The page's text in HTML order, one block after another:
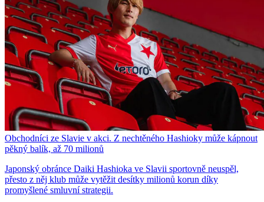
Obchodníci ze Slavie v akci. Z nechtěného Hashioky může kápnout
pěkný balík, až 70 milionů
Japonský obránce Daiki Hashioka ve Slavii sportovně neuspěl,
přesto z něj klub může vytěžit desítky milionů korun díky
promyšlené smluvní strategii.